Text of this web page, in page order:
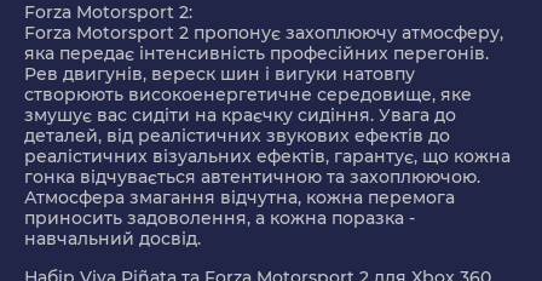
Forza Motorsport 2:
Forza Motorsport 2 пропонує захоплюючу атмосферу,
яка передає інтенсивність професійних перегонів.
Рев двигунів, вереск шин і вигуки натовпу
створюють високоенергетичне середовище, яке
змушує вас сидіти на краєчку сидіння. Увага до
деталей, від реалістичних звукових ефектів до
реалістичних візуальних ефектів, гарантує, що кожна
гонка відчувається автентичною та захоплюючою.
Атмосфера змагання відчутна, кожна перемога
приносить задоволення, а кожна поразка -
навчальний досвід.